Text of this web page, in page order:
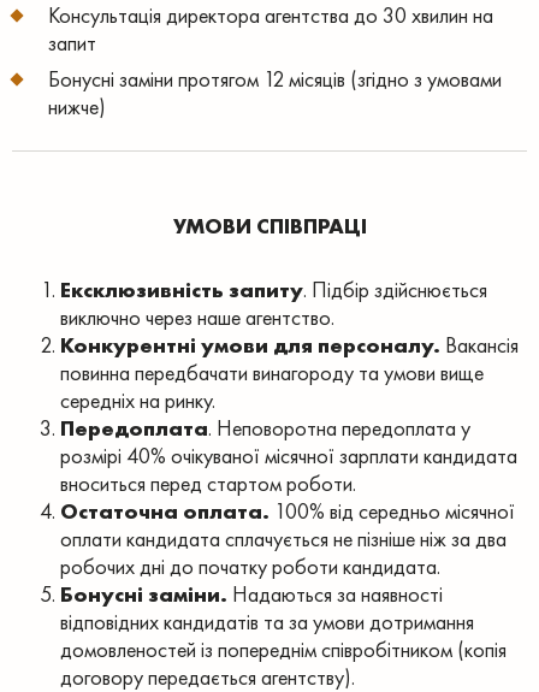
Консультація директора агентства до 30 хвилин на
запит
Бонусні заміни протягом 12 місяців (згідно з умовами
нижче)
УМОВИ СПІВПРАЦІ
Ексклюзивність запиту. Підбір здійснюється
виключно через наше агентство.
Конкурентні умови для персоналу. Вакансія
повинна передбачати винагороду та умови вище
середніх на ринку.
Передоплата. Неповоротна передоплата у
розмірі 40% очікуваної місячної зарплати кандидата
вноситься перед стартом роботи.
Остаточна оплата. 100% від середньо місячної
оплати кандидата сплачується не пізніше ніж за два
робочих дні до початку роботи кандидата.
Бонусні заміни. Надаються за наявності
відповідних кандидатів та за умови дотримання
домовленостей із попереднім співробітником (копія
договору передається агентству).